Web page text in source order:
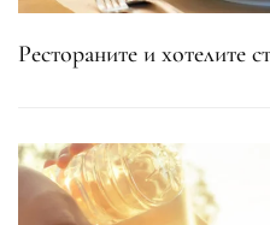
Рестораните и хотелите